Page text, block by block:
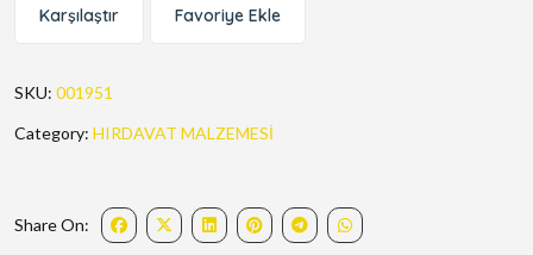
Karşılaştır Favoriye Ekle
SKU: 001951
Category: HIRDAVAT MALZEMESİ
Share On: